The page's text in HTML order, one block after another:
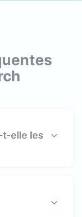
t-elle les